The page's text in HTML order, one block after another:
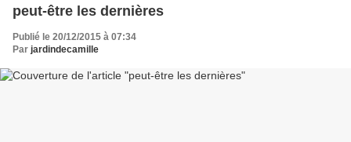
peut-être les dernières
Publié le 20/12/2015 à 07:34
Par jardindecamille